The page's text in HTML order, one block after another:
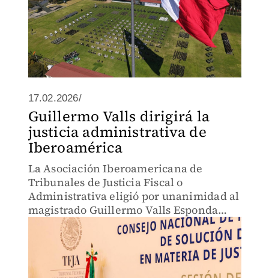
17.02.2026/
Guillermo Valls dirigirá la
justicia administrativa de
Iberoamérica
La Asociación Iberoamericana de
Tribunales de Justicia Fiscal o
Administrativa eligió por unanimidad al
magistrado Guillermo Valls Esponda
como su nuevo Secretario Ejecutivo.